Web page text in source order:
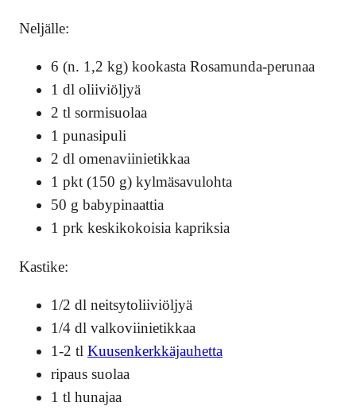
Neljälle:
6 (n. 1,2 kg) kookasta Rosamunda-perunaa
1 dl oliiviöljyä
2 tl sormisuolaa
1 punasipuli
2 dl omenaviinietikkaa
1 pkt (150 g) kylmäsavulohta
50 g babypinaattia
1 prk keskikokoisia kapriksia
Kastike:
1/2 dl neitsytoliiviöljyä
1/4 dl valkoviinietikkaa
1-2 tl Kuusenkerkkäjauhetta
ripaus suolaa
1 tl hunajaa